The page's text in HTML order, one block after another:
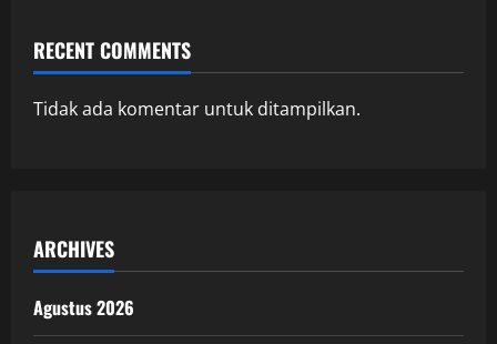
RECENT COMMENTS
Tidak ada komentar untuk ditampilkan.
ARCHIVES
Agustus 2026